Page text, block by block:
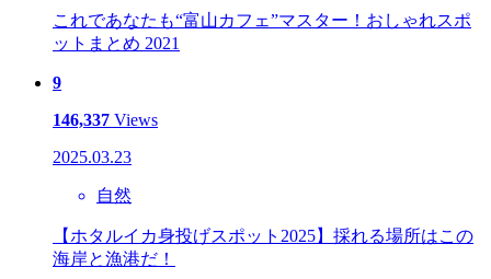
これであなたも“富山カフェ”マスター！おしゃれスポ
ットまとめ 2021
9
146,337 Views
2025.03.23
自然
【ホタルイカ身投げスポット2025】採れる場所はこの
海岸と漁港だ！